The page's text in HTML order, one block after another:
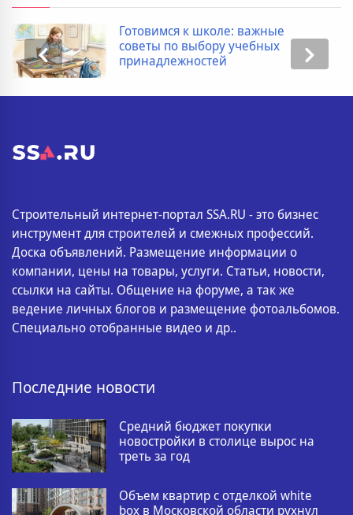
Готовимся к школе: важные
советы по выбору учебных
принадлежностей
Строительный интернет-портал SSA.RU - это бизнес
инструмент для строителей и смежных профессий.
Доска объявлений. Размещение информации о
компании, цены на товары, услуги. Статьи, новости,
ссылки на сайты. Общение на форуме, а так же
ведение личных блогов и размещение фотоальбомов.
Специально отобранные видео и др..
Последние новости
Средний бюджет покупки
новостройки в столице вырос на
треть за год
Объем квартир с отделкой white
box в Московской области рухнул